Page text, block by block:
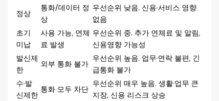
정상
통화/데이터 정
상
우선순위 낮음. 신용·서비스 영향
없음
초기
미납
사용 가능, 연체
료 발생
우선순위 중. 추가 연체료 및 알림,
신용영향 가능성
발신제
한
외부 통화 불가
우선순위 높음. 업무·연락 불편, 긴
급통화 불가
수·발
신제한
통화 모두 차단
우선순위 매우 높음. 생활·업무 큰
지장, 신용 리스크 상승